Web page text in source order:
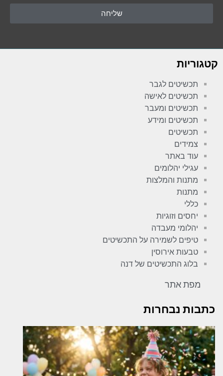
שליחה
קטגוריות
תכשיטים לגבר
תכשיטים לאישה
תכשיטים ומעבר
תכשיטים ומידע
תכשיטים
צמידים
עוד באתר
עגילי יהלומים
מתנות והמלצות
מתנות
כללי
יחסים וזוגיות
יהלומי מעבדה
טיפים לשמירה על התכשיטים
טבעות אירוסין
בלוג התכשיטים של דנה
מפת אתר
כתבות נבחרות